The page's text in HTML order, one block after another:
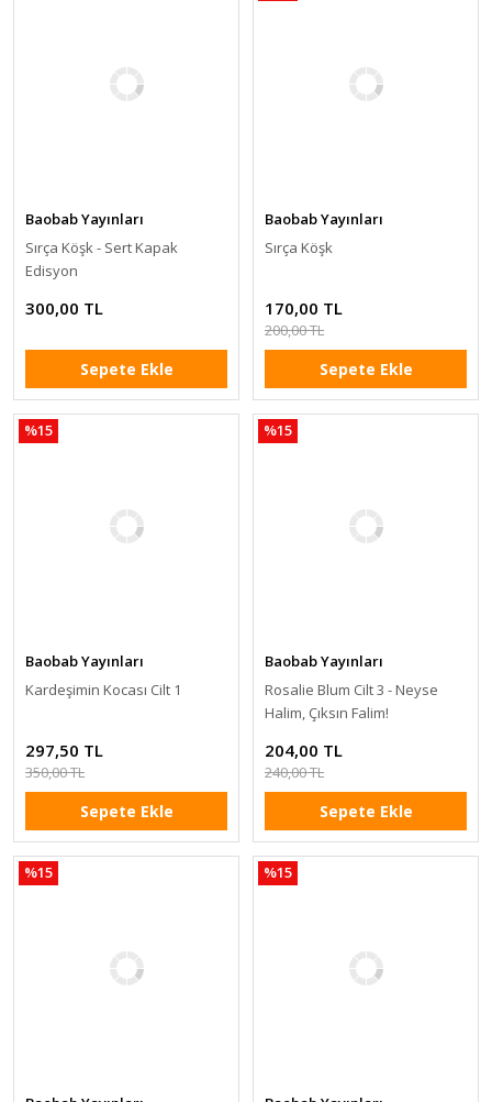
Baobab Yayınları
Sırça Köşk - Sert Kapak
Edisyon
300,00 TL
Sepete Ekle
Baobab Yayınları
Sırça Köşk
170,00 TL
200,00 TL
Sepete Ekle
%15
Baobab Yayınları
Kardeşimin Kocası Cilt 1
297,50 TL
350,00 TL
Sepete Ekle
%15
Baobab Yayınları
Rosalie Blum Cilt 3 - Neyse
Halim, Çıksın Falim!
204,00 TL
240,00 TL
Sepete Ekle
%15 %15